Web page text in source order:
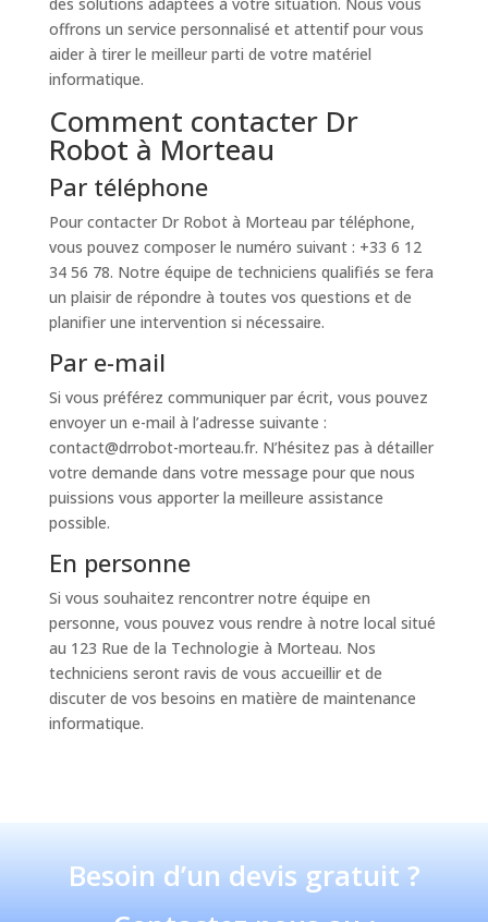
offrons un service personnalisé et attentif pour vous
aider à tirer le meilleur parti de votre matériel
informatique.
Comment contacter Dr
Robot à Morteau
Par téléphone
Pour contacter Dr Robot à Morteau par téléphone,
vous pouvez composer le numéro suivant : +33 6 12
34 56 78. Notre équipe de techniciens qualifiés se fera
un plaisir de répondre à toutes vos questions et de
planifier une intervention si nécessaire.
Par e-mail
Si vous préférez communiquer par écrit, vous pouvez
envoyer un e-mail à l’adresse suivante :
contact@drrobot-morteau.fr. N’hésitez pas à détailler
votre demande dans votre message pour que nous
puissions vous apporter la meilleure assistance
possible.
En personne
Si vous souhaitez rencontrer notre équipe en
personne, vous pouvez vous rendre à notre local situé
au 123 Rue de la Technologie à Morteau. Nos
techniciens seront ravis de vous accueillir et de
discuter de vos besoins en matière de maintenance
informatique.
Besoin d’un devis gratuit ?